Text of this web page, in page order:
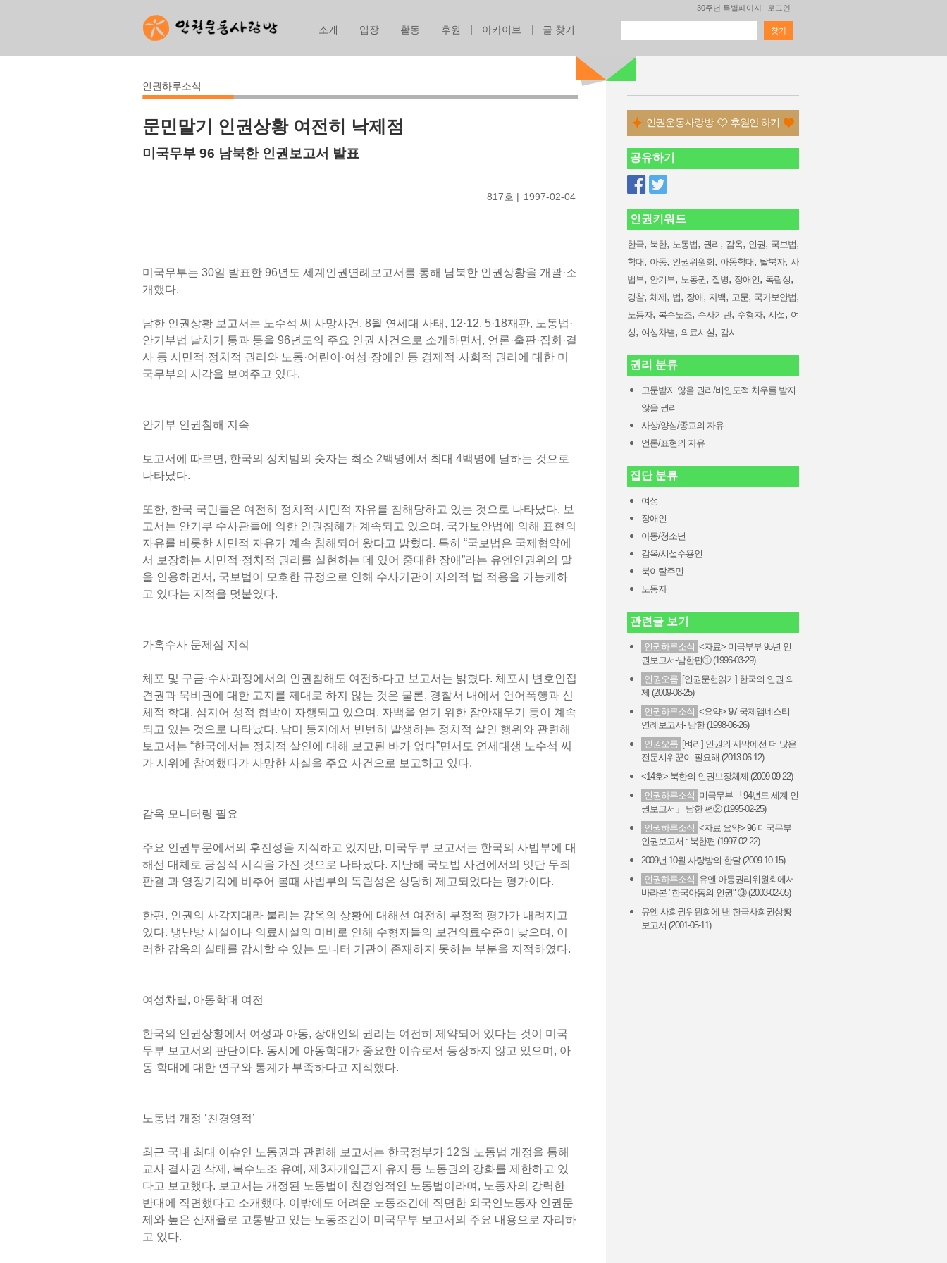
30주년 특별페이지 로그인
인권하루소식
문민말기 인권상황 여전히 낙제점
미국무부 96 남북한 인권보고서 발표
817호 1997-02-04
미국무부는 30일 발표한 96년도 세계인권연례보고서를 통해 남북한 인권상황을 개괄·소
개했다.
남한 인권상황 보고서는 노수석 씨 사망사건, 8월 연세대 사태, 12·12, 5·18재판, 노동법·
안기부법 날치기 통과 등을 96년도의 주요 인권 사건으로 소개하면서, 언론·출판·집회·결
사 등 시민적·정치적 권리와 노동·어린이·여성·장애인 등 경제적·사회적 권리에 대한 미
국무부의 시각을 보여주고 있다.
안기부 인권침해 지속
보고서에 따르면, 한국의 정치범의 숫자는 최소 2백명에서 최대 4백명에 달하는 것으로
나타났다.
또한, 한국 국민들은 여전히 정치적·시민적 자유를 침해당하고 있는 것으로 나타났다. 보
고서는 안기부 수사관들에 의한 인권침해가 계속되고 있으며, 국가보안법에 의해 표현의
자유를 비롯한 시민적 자유가 계속 침해되어 왔다고 밝혔다. 특히 “국보법은 국제협약에
서 보장하는 시민적·정치적 권리를 실현하는 데 있어 중대한 장애”라는 유엔인권위의 말
을 인용하면서, 국보법이 모호한 규정으로 인해 수사기관이 자의적 법 적용을 가능케하
고 있다는 지적을 덧붙였다.
가혹수사 문제점 지적
체포 및 구금·수사과정에서의 인권침해도 여전하다고 보고서는 밝혔다. 체포시 변호인접
견권과 묵비권에 대한 고지를 제대로 하지 않는 것은 물론, 경찰서 내에서 언어폭행과 신
체적 학대, 심지어 성적 협박이 자행되고 있으며, 자백을 얻기 위한 잠안재우기 등이 계속
되고 있는 것으로 나타났다. 남미 등지에서 빈번히 발생하는 정치적 살인 행위와 관련해
보고서는 “한국에서는 정치적 살인에 대해 보고된 바가 없다”면서도 연세대생 노수석 씨
가 시위에 참여했다가 사망한 사실을 주요 사건으로 보고하고 있다.
감옥 모니터링 필요
주요 인권부문에서의 후진성을 지적하고 있지만, 미국무부 보고서는 한국의 사법부에 대
해선 대체로 긍정적 시각을 가진 것으로 나타났다. 지난해 국보법 사건에서의 잇단 무죄
판결 과 영장기각에 비추어 볼때 사법부의 독립성은 상당히 제고되었다는 평가이다.
한편, 인권의 사각지대라 불리는 감옥의 상황에 대해선 여전히 부정적 평가가 내려지고
있다. 냉난방 시설이나 의료시설의 미비로 인해 수형자들의 보건의료수준이 낮으며, 이
러한 감옥의 실태를 감시할 수 있는 모니터 기관이 존재하지 못하는 부분을 지적하였다.
여성차별, 아동학대 여전
한국의 인권상황에서 여성과 아동, 장애인의 권리는 여전히 제약되어 있다는 것이 미국
무부 보고서의 판단이다. 동시에 아동학대가 중요한 이슈로서 등장하지 않고 있으며, 아
동 학대에 대한 연구와 통계가 부족하다고 지적했다.
노동법 개정 ‘친경영적’
최근 국내 최대 이슈인 노동권과 관련해 보고서는 한국정부가 12월 노동법 개정을 통해
교사 결사권 삭제, 복수노조 유예, 제3자개입금지 유지 등 노동권의 강화를 제한하고 있
다고 보고했다. 보고서는 개정된 노동법이 친경영적인 노동법이라며, 노동자의 강력한
반대에 직면했다고 소개했다. 이밖에도 어려운 노동조건에 직면한 외국인노동자 인권문
제와 높은 산재율로 고통받고 있는 노동조건이 미국무부 보고서의 주요 내용으로 자리하
고 있다.
검색 폼
소개 입장 활동 후원 아카이브 글 찾기
공유하기
인권키워드
한국, 북한, 노동법, 권리, 감옥, 인권, 국보법,
학대, 아동, 인권위원회, 아동학대, 탈북자, 사
법부, 안기부, 노동권, 질병, 장애인, 독립성,
경찰, 체제, 법, 장애, 자백, 고문, 국가보안법,
노동자, 복수노조, 수사기관, 수형자, 시설, 여
성, 여성차별, 의료시설, 감시
권리 분류
고문받지 않을 권리/비인도적 처우를 받지
않을 권리
사상/양심/종교의 자유
언론/표현의 자유
집단 분류
여성
장애인
아동/청소년
감옥/시설수용인
북이탈주민
노동자
관련글 보기
인권하루소식 <자료> 미국부부 95년 인
권보고서-남한편① (1996-03-29)
인권오름 [인권문헌읽기] 한국의 인권 의
제 (2009-08-25)
인권하루소식 <요약> '97 국제앰네스티
연례보고서- 남한 (1998-06-26)
인권오름 [벼리] 인권의 사막에선 더 많은
전문시위꾼이 필요해 (2013-06-12)
<14호> 북한의 인권보장체제 (2009-09-22)
인권하루소식 미국무부 「94년도 세계 인
권보고서」 남한 편② (1995-02-25)
인권하루소식 <자료 요약> 96 미국무부
인권보고서 : 북한편 (1997-02-22)
2009년 10월 사랑방의 한달 (2009-10-15)
인권하루소식 유엔 아동권리위원회에서
바라본 "한국아동의 인권" ③ (2003-02-05)
유엔 사회권위원회에 낸 한국사회권상황
보고서 (2001-05-11)